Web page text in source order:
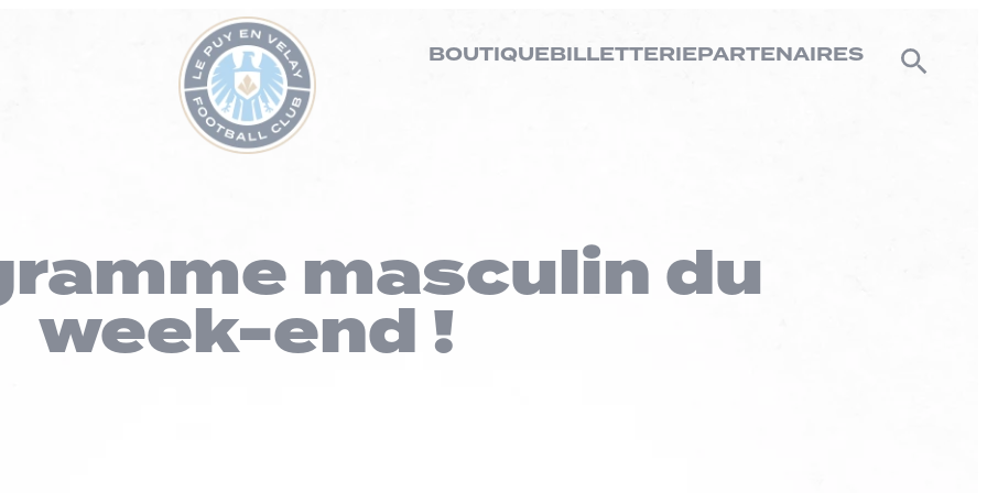
BOUTIQUEBILLETTERIEPARTENAIRES
masculin du
week-end !